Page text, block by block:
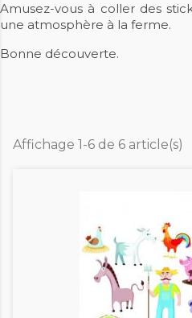
Amusez-vous à coller des
une atmosphère à la ferme.
Bonne découverte.
Affichage 1-6 de 6 article(s)